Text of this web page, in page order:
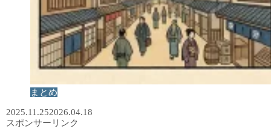
まとめ
2025.11.252026.04.18
スポンサーリンク